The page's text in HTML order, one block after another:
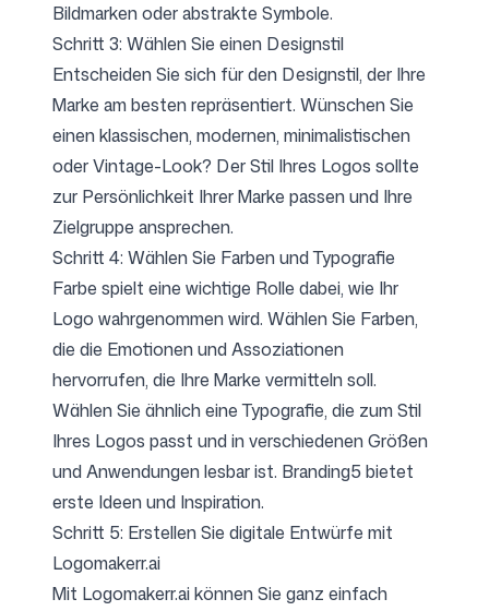
Bildmarken oder abstrakte Symbole.
Schritt 3: Wählen Sie einen Designstil
Entscheiden Sie sich für den Designstil, der Ihre
Marke am besten repräsentiert. Wünschen Sie
einen klassischen, modernen, minimalistischen
oder Vintage-Look? Der Stil Ihres Logos sollte
zur Persönlichkeit Ihrer Marke passen und Ihre
Zielgruppe ansprechen.
Schritt 4: Wählen Sie Farben und Typografie
Farbe spielt eine wichtige Rolle dabei, wie Ihr
Logo wahrgenommen wird. Wählen Sie Farben,
die die Emotionen und Assoziationen
hervorrufen, die Ihre Marke vermitteln soll.
Wählen Sie ähnlich eine Typografie, die zum Stil
Ihres Logos passt und in verschiedenen Größen
und Anwendungen lesbar ist. Branding5 bietet
erste Ideen und Inspiration.
Schritt 5: Erstellen Sie digitale Entwürfe mit
Logomakerr.ai
Mit Logomakerr.ai können Sie ganz einfach